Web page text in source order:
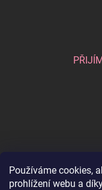
Používáme cookies,
prohlížení webu a